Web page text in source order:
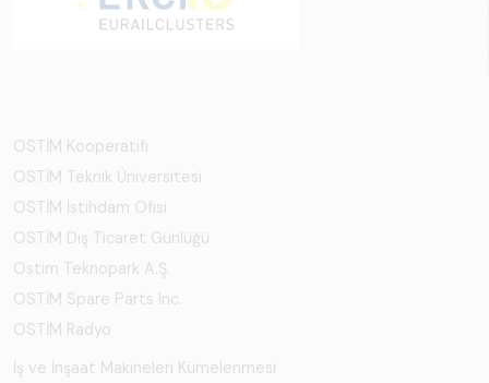
OSTİM Kooperatifi
OSTİM Teknik Üniversitesi
OSTİM İstihdam Ofisi
OSTİM Dış Ticaret Günlüğü
Ostim Teknopark A.Ş.
OSTİM Spare Parts Inc.
OSTİM Radyo
İş ve İnşaat Makineleri Kümelenmesi